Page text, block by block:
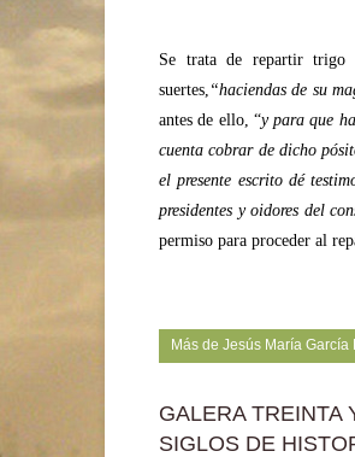
Se trata de repartir trigo
suertes, “haciendas de su
antes de ello, “y para que
cuenta cobrar de dicho
el presente escrito dé
presidentes y oidores del
permiso para proceder al
Más de Jesús María García
GALERA TREINTA
SIGLOS DE